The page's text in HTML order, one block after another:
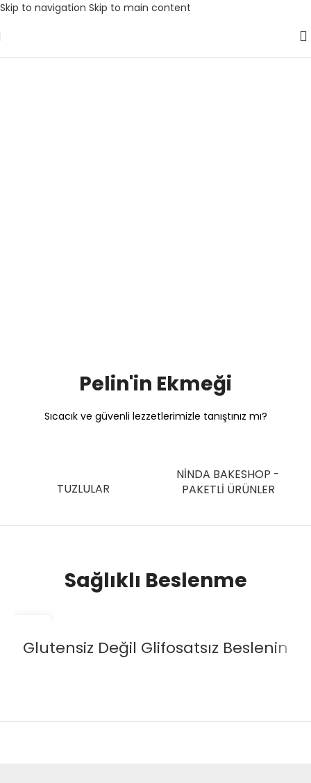
Skip to navigation Skip to main content
Pelin'in Ekmeği
Sıcacık ve güvenli lezzetlerimizle tanıştınız mı?
TUZLULAR
NINDA BAKESHOP -
PAKETLI ÜRÜNLER
Sağlıklı Beslenme
Glutensiz Değil Glifosatsız Beslenin